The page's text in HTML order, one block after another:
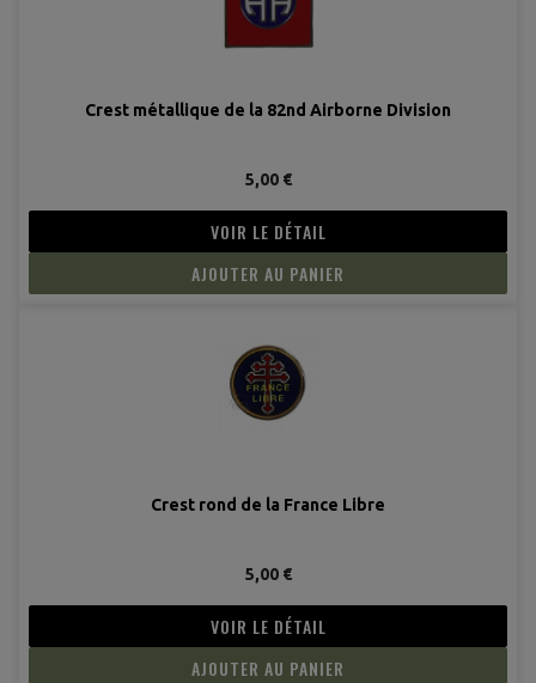
Crest métallique de la 82nd Airborne Division
5,00 €
VOIR LE DÉTAIL
AJOUTER AU PANIER
Crest rond de la France Libre
5,00 €
VOIR LE DÉTAIL
AJOUTER AU PANIER